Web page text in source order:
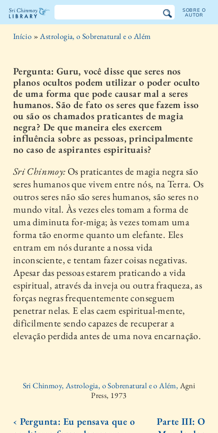
Biblioteca
Chinmoy
SOBRE O
AUTOR
Início »Astrologia, o Sobrenatural e o Além
Pergunta: Guru, você disse que seres nos
planos ocultos podem utilizar o poder oculto
de uma forma que pode causar mal a seres
humanos. São de fato os seres que fazem isso
ou são os chamados praticantes de magia
negra? De que maneira eles exercem
influência sobre as pessoas, principalmente
no caso de aspirantes espirituais?
Sri Chinmoy: Os praticantes de magia negra são
seres humanos que vivem entre nós, na Terra. Os
outros seres não são seres humanos, são seres no
mundo vital. Às vezes eles tomam a forma de
uma diminuta for-miga; às vezes tomam uma
forma tão enorme quanto um elefante. Eles
entram em nós durante a nossa vida
inconsciente, e tentam fazer coisas negativas.
Apesar das pessoas estarem praticando a vida
espiritual, através da inveja ou outra fraqueza, as
forças negras frequentemente conseguem
penetrar nelas. E elas caem espiritual-mente,
dificilmente sendo capazes de recuperar a
elevação perdida antes de uma nova encarnação.
Sri Chinmoy, Astrologia, o Sobrenatural e o Além, Agni
Press, 1973
‹ Pergunta: Eu pensava que o
Parte III: O